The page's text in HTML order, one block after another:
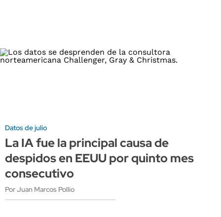
Datos de julio
La IA fue la principal causa de
despidos en EEUU por quinto mes
consecutivo
Por Juan Marcos Pollio